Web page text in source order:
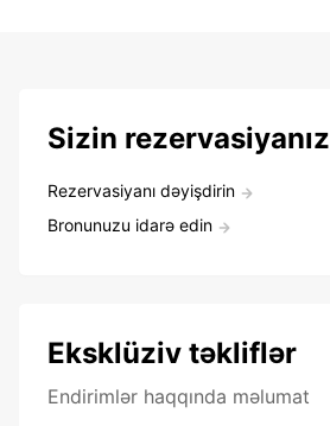
Sizin rezervasiyanız
Rezervasiyanı dəyişdirin
Bronunuzu idarə edin
Eksklüziv təkliflər
Endirimlər haqqında məlumat